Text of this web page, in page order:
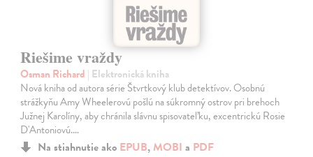
Riešime vraždy
Osman Richard | Elektronická kniha
Nová kniha od autora série Štvrtkový klub detektívov. Osobnú
strážkyňu Amy Wheelerovú pošlú na súkromný ostrov pri brehoch
Južnej Karolíny, aby chránila slávnu spisovateľku, excentrickú Rosie
D'Antoniovú.…
Na stiahnutie ako EPUB, MOBI a PDF